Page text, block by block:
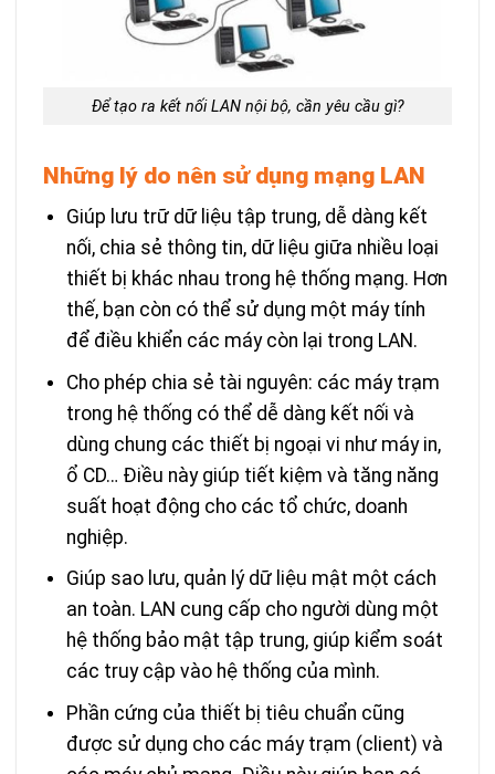
Để tạo ra kết nối LAN nội bộ, cần yêu cầu gì?
Những lý do nên sử dụng mạng LAN
Giúp lưu trữ dữ liệu tập trung, dễ dàng kết
nối, chia sẻ thông tin, dữ liệu giữa nhiều loại
thiết bị khác nhau trong hệ thống mạng. Hơn
thế, bạn còn có thể sử dụng một máy tính
để điều khiển các máy còn lại trong LAN.
Cho phép chia sẻ tài nguyên: các máy trạm
trong hệ thống có thể dễ dàng kết nối và
dùng chung các thiết bị ngoại vi như máy in,
ổ CD… Điều này giúp tiết kiệm và tăng năng
suất hoạt động cho các tổ chức, doanh
nghiệp.
Giúp sao lưu, quản lý dữ liệu mật một cách
an toàn. LAN cung cấp cho người dùng một
hệ thống bảo mật tập trung, giúp kiểm soát
các truy cập vào hệ thống của mình.
Phần cứng của thiết bị tiêu chuẩn cũng
được sử dụng cho các máy trạm (client) và